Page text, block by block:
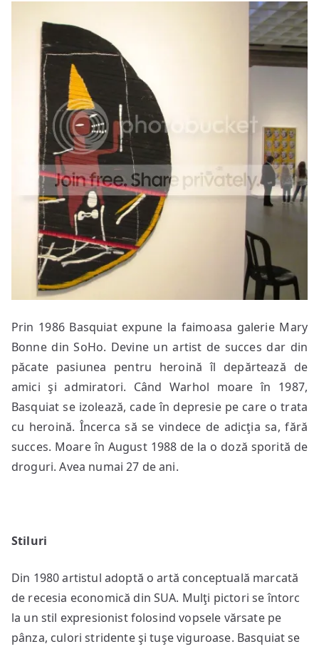
Prin 1986 Basquiat expune la faimoasa galerie Mary
Bonne din SoHo. Devine un artist de succes dar din
păcate pasiunea pentru heroină îl depărtează de
amici şi admiratori. Când Warhol moare în 1987,
Basquiat se izolează, cade în depresie pe care o trata
cu heroină. Încerca să se vindece de adicţia sa, fără
succes. Moare în August 1988 de la o doză sporită de
droguri. Avea numai 27 de ani.
Stiluri
Din 1980 artistul adoptă o artă conceptuală marcată
de recesia economică din SUA. Mulţi pictori se întorc
la un stil expresionist folosind vopsele vărsate pe
pânza, culori stridente şi tuşe viguroase. Basquiat se